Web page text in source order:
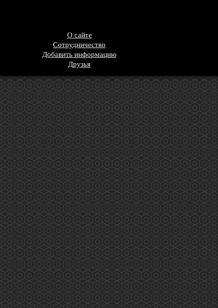
О сайте
Сотрудничество
Добавить информацию
Друзья